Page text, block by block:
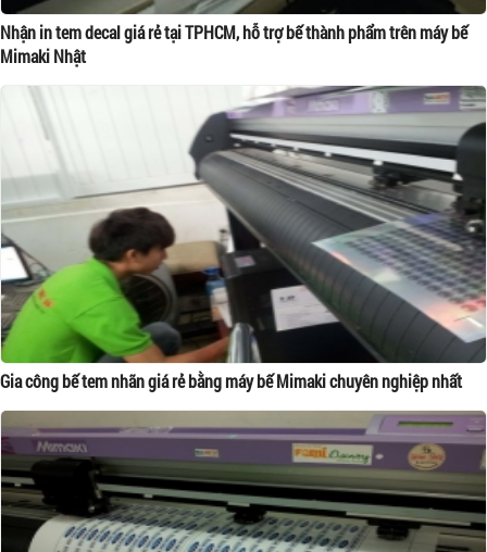
Nhận in tem decal giá rẻ tại TPHCM, hỗ trợ bế thành phẩm trên máy bế
Mimaki Nhật
Gia công bế tem nhãn giá rẻ bằng máy bế Mimaki chuyên nghiệp nhất